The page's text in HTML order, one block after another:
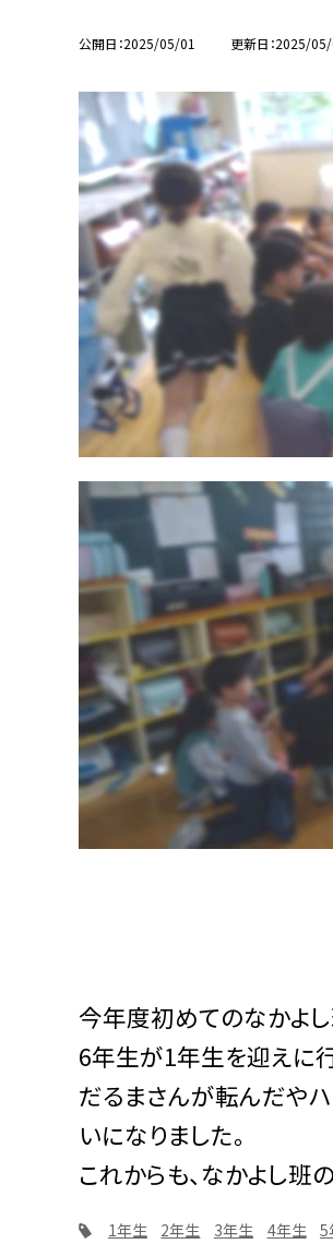
公開日 2025/05/01 更新日 2025/05/
今年度初めてのなかよ
6年生が1年生を迎えに
だるまさんが転んだや
いになりました。
これからも、なかよし班
1年生 2年生 3年生 4年生 5